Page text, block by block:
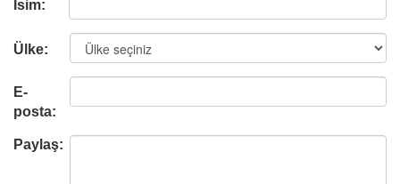
İsim:
Ülke:
E-
posta:
Paylaş: